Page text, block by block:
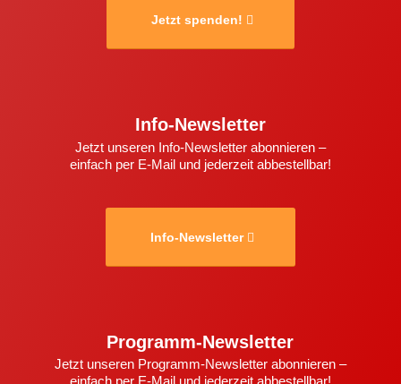
Jetzt spenden!
Info-Newsletter
Jetzt unseren Info-Newsletter abonnieren –
einfach per E-Mail und jederzeit abbestellbar!
Info-Newsletter
Programm-Newsletter
Jetzt unseren Programm-Newsletter abonnieren –